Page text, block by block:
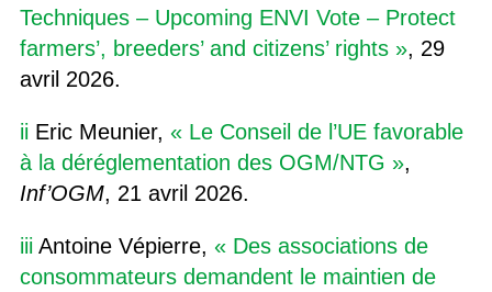
Techniques – Upcoming ENVI Vote – Protect
farmers’, breeders’ and citizens’ rights », 29
avril 2026.
iiEric Meunier, « Le Conseil de l’UE favorable
à la déréglementation des OGM/NTG »,
Inf’OGM, 21 avril 2026.
iiiAntoine Vépierre, « Des associations de
consommateurs demandent le maintien de